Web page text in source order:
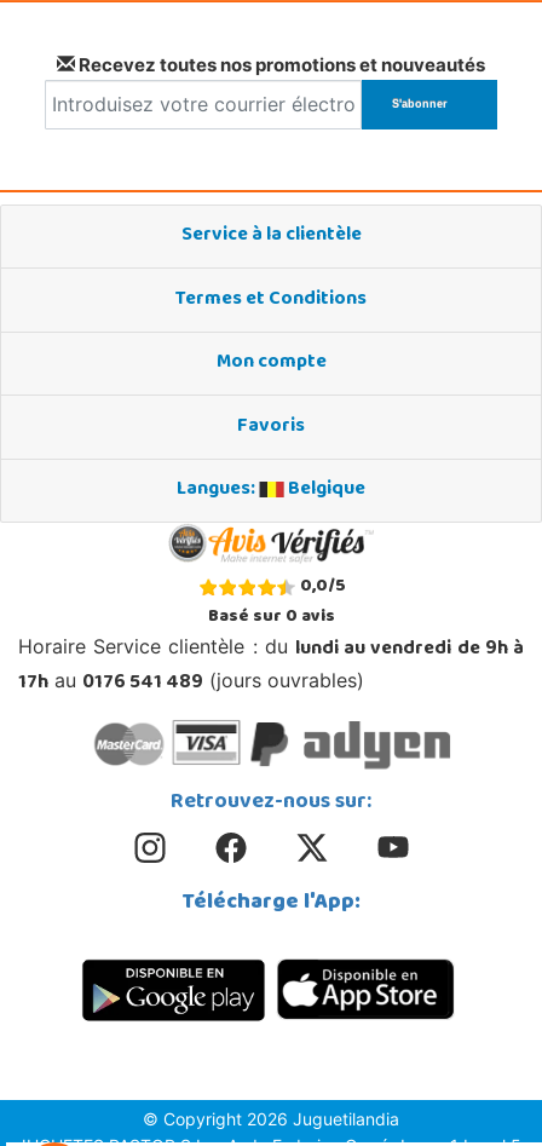
Recevez toutes nos promotions et nouveautés
Service à la clientèle
Termes et Conditions
Mon compte
Favoris
Langues:
Belgique
0,0/5
Basé sur0avis
Horaire Service clientèle : du lundi au vendredi de 9h à
17h au 0176 541 489 (jours ouvrables)
Retrouvez-nous sur:
Télécharge l'App:
© Copyright 2026 Juguetilandia